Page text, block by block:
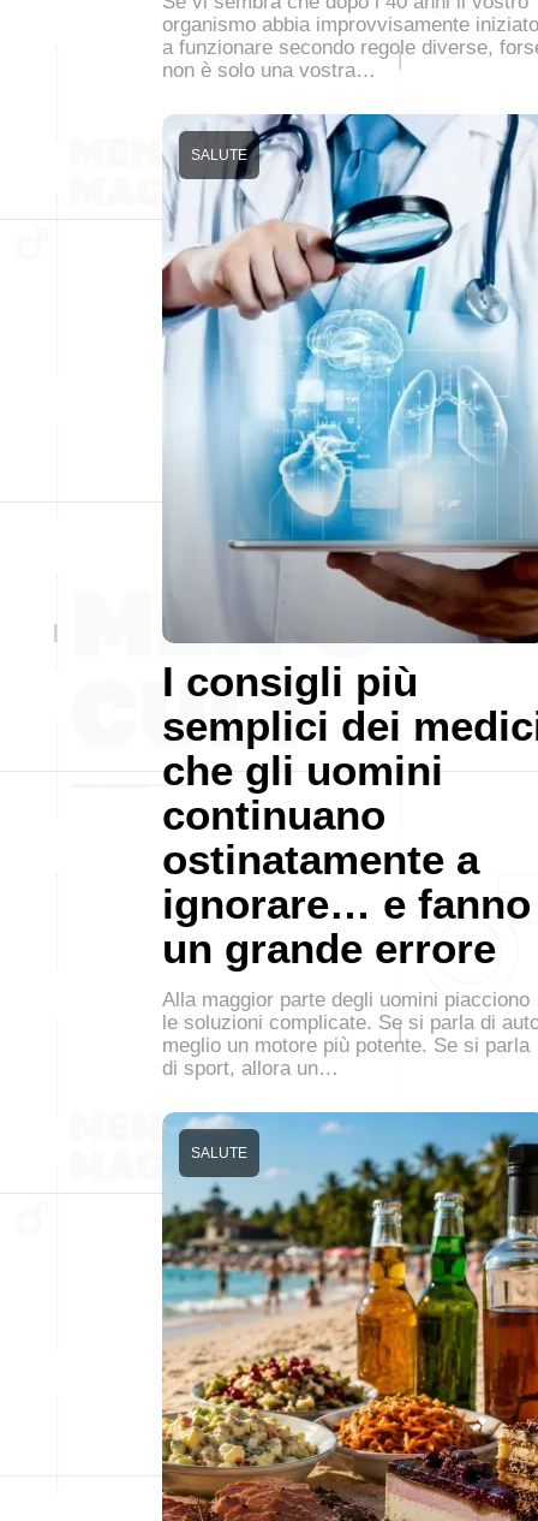
organismo abbia improvvisamente iniziato
a funzionare secondo regole diverse,
non è solo una vostra…
I consigli più
semplici dei
che gli uomini
continuano
ostinatamente a
ignorare… e fanno
un grande errore
SALUTE
Alla maggior parte degli uomini piacciono
le soluzioni complicate. Se si parla di
meglio un motore più potente. Se si parla
di sport, allora un…
SALUTE